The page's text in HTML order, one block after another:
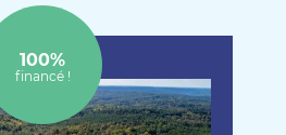
100%
financé !